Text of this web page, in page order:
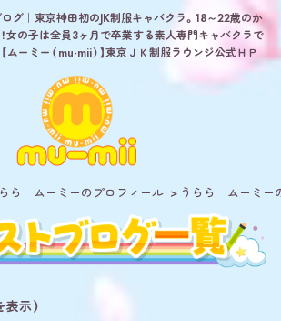
グ｜東京神田初のJK制服キャバクラ。18～22歳のか
女の子は全員3ヶ月で卒業する素人専門キャバクラで
ムーミー（mu-mii）】東京ＪＫ制服ラウンジ公式ＨＰ
ら ムーミーのプロフィール うらら ムーミー
表示）